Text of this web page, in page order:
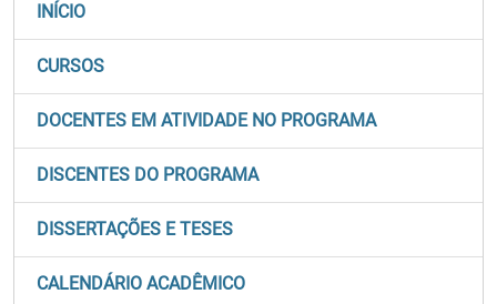
INÍCIO
CURSOS
DOCENTES EM ATIVIDADE NO PROGRAMA
DISCENTES DO PROGRAMA
DISSERTAÇÕES E TESES
CALENDÁRIO ACADÊMICO